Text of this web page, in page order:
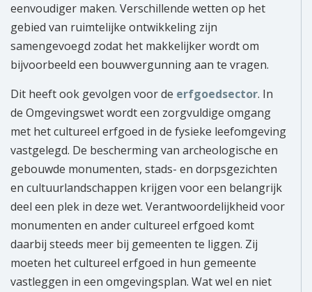
eenvoudiger maken. Verschillende wetten op het
gebied van ruimtelijke ontwikkeling zijn
samengevoegd zodat het makkelijker wordt om
bijvoorbeeld een bouwvergunning aan te vragen.
Dit heeft ook gevolgen voor de erfgoedsector. In
de Omgevingswet wordt een zorgvuldige omgang
met het cultureel erfgoed in de fysieke leefomgeving
vastgelegd. De bescherming van archeologische en
gebouwde monumenten, stads- en dorpsgezichten
en cultuurlandschappen krijgen voor een belangrijk
deel een plek in deze wet. Verantwoordelijkheid voor
monumenten en ander cultureel erfgoed komt
daarbij steeds meer bij gemeenten te liggen. Zij
moeten het cultureel erfgoed in hun gemeente
vastleggen in een omgevingsplan. Wat wel en niet